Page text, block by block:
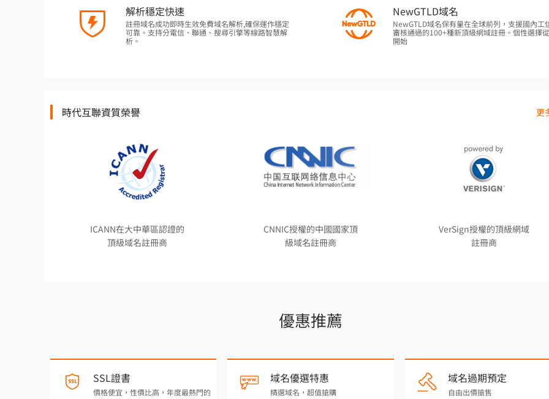
解析穩定快速
註冊域名成功即時生效免費域名解析,確保運作穩定
可靠。支持分電信、聯通、搜尋引擎等線路智慧解
析。
NewGTLD域名
NewGTLD域名保有量在全球前列，支援國內工
審核通過的100+種新頂級網域註冊。個性選擇
開始
時代互聯資質榮譽 更
ICANN在大中華區認證的
頂級域名註冊商
CNNIC授權的中國國家頂
級域名註冊商
VerSign授權的頂級網域
註冊商
優惠推薦
SSL證書
價格便宜，性價比高，年度最熱門的
域名優選特惠
精選域名，超值搶購
域名過期預定
自由出價搶售